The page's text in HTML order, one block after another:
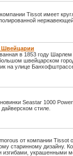
Tissot имеет
Швейцарии
в 1853 году
швейцарском
на улице
Seastar 1000
стиле.
от компании Tissot
старинному дизайну.
изгибами, украшенными